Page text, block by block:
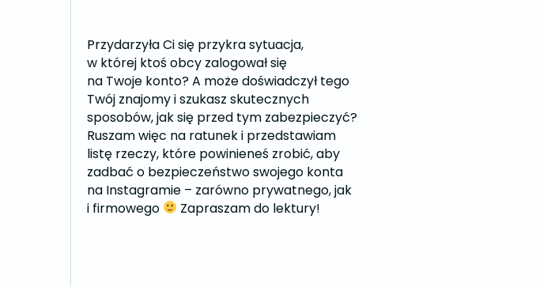
Przydarzyła Ci się przykra sytuacja,
w której ktoś obcy zalogował się
na Twoje konto? A może doświadczył tego
Twój znajomy i szukasz skutecznych
sposobów, jak się przed tym zabezpieczyć?
Ruszam więc na ratunek i przedstawiam
listę rzeczy, które powinieneś zrobić, aby
zadbać o bezpieczeństwo swojego konta
na Instagramie – zarówno prywatnego, jak
i firmowego
Zapraszam do lektury!